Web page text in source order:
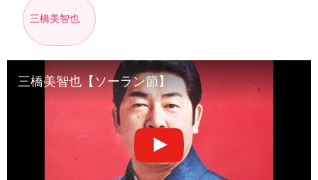
三橋美智也
三橋美智也【ソーラン節】